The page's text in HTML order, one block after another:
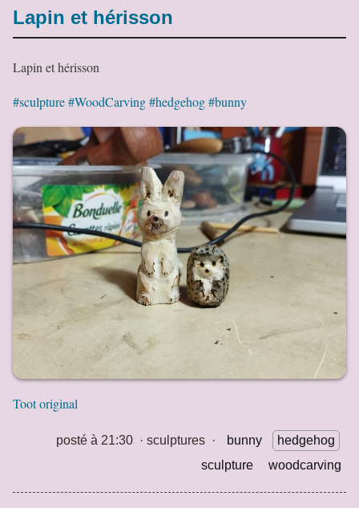
Lapin et hérisson
Lapin et hérisson
#sculpture#WoodCarving#hedgehog#bunny
Toot original
posté à 21:30· sculptures· bunny
hedgehog
sculpture
woodcarving